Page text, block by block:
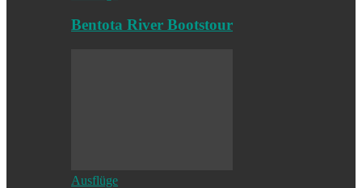
Bentota River Bootstour
Ausflüge